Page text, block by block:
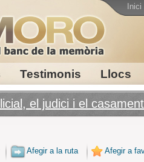
Testimonis Llocs
Inici
el judici i el casament
Afegir a la ruta
Afegir a